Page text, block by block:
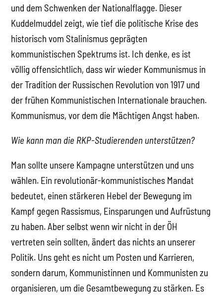
und dem Schwenken der Nationalflagge. Dieser
Kuddelmuddel zeigt, wie tief die politische Krise des
historisch vom Stalinismus geprägten
kommunistischen Spektrums ist. Ich denke, es ist
völlig offensichtlich, dass wir wieder Kommunismus in
der Tradition der Russischen Revolution von 1917 und
der frühen Kommunistischen Internationale brauchen.
Kommunismus, vor dem die Mächtigen Angst haben.
Wie kann man die RKP-Studierenden unterstützen?
Man sollte unsere Kampagne unterstützen und uns
wählen. Ein revolutionär-kommunistisches Mandat
bedeutet, einen stärkeren Hebel der Bewegung im
Kampf gegen Rassismus, Einsparungen und Aufrüstung
zu haben. Aber selbst wenn wir nicht in der ÖH
vertreten sein sollten, ändert das nichts an unserer
Politik. Uns geht es nicht um Posten und Karrieren,
sondern darum, Kommunistinnen und Kommunisten zu
organisieren, um die Gesamtbewegung zu stärken. Es